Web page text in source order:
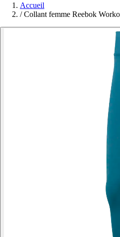
Accueil
/ Collant femme Reebok